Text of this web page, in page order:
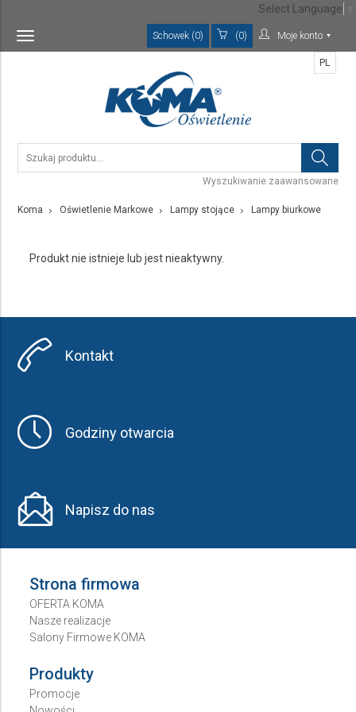
Toggle
navigation
Schowek (0) (0) Moje konto
Wyszukiwanie zaawansowane
PL
Koma Oświetlenie Markowe Lampy stojące Lampy biurkowe
Produkt nie istnieje lub jest nieaktywny.
Kontakt
Godziny otwarcia
Napisz do nas
Strona firmowa
OFERTA KOMA
Nasze realizacje
Salony Firmowe KOMA
Produkty
Promocje
Select Language